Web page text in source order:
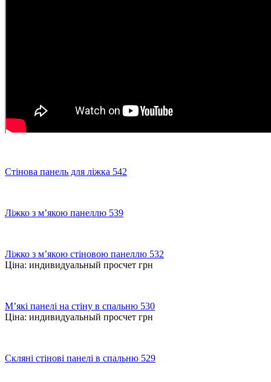
Стінова панель для ліжка 542
Ліжко з м’якою панеллю 539
Ліжко з м’якою стіновою панеллю 532
Ціна: индивидуальный просчет грн
М’які панелі на стіну в спальню 530
Ціна: индивидуальный просчет грн
Скляні стінові панелі в спальню 529